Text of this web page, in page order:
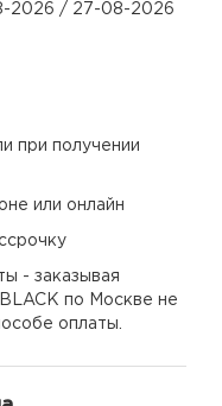
2026 / 27-08-2026
при получении
или онлайн
- заказывая
по Москве не
оплаты.